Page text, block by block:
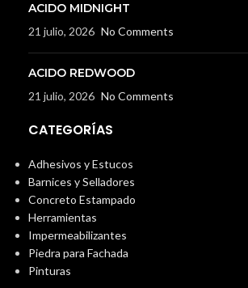
ACIDO MIDNIGHT
21 julio, 2026 No Comments
ACIDO REDWOOD
21 julio, 2026 No Comments
CATEGORÍAS
Adhesivos y Estucos
Barnices y Selladores
Concreto Estampado
Herramientas
Impermeabilizantes
Piedra para Fachada
Pinturas